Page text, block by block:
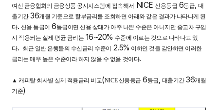
여신 금융협회의 금융상품 공시시스템에 접속해서 NICE신용등급 6등급,대
출기간36개월 기준으로 할부금리를 조회하면 아래와 같은 결과가 나타나게 된
다. 신용 등급이 6등급이면 신용 상태가 아주 나쁜 수준은 아니지만 중고차 구입
시 적용되는 실제 평균 금리는 16~20% 수준에 이르는 것으로 나타나고 있
다. 최근 일반 은행들의 수신금리 수준이 2.5% 이하인 것을 감안하면 이러한
금리는 매우 높은 수준이라 하지 않을 수 없을 것이다.
▲캐피탈 회사별 실제 적용금리 비교(NICE신용등급 6등급, 대출기간36개월
기준)